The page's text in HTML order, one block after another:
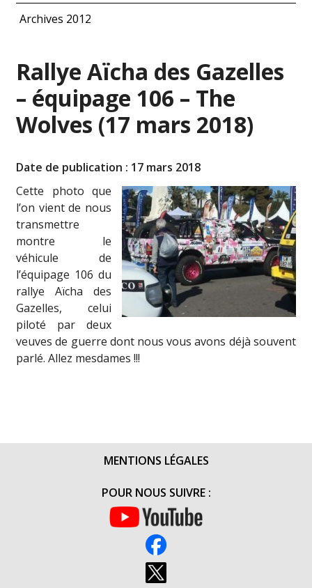
Archives 2012
Rallye Aïcha des Gazelles
– équipage 106 – The
Wolves (17 mars 2018)
Date de publication : 17 mars 2018
Cette photo que
l’on vient de nous
transmettre
montre le
véhicule de
l’équipage 106 du
rallye Aïcha des
Gazelles, celui
piloté par deux
veuves de guerre dont nous vous avons déjà souvent
parlé. Allez mesdames !!!
MENTIONS LÉGALES
POUR NOUS SUIVRE :